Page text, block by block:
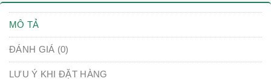
MÔ TẢ
ĐÁNH GIÁ (0)
LƯU Ý KHI ĐẶT HÀNG